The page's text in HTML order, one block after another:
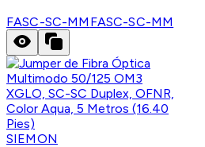
FASC-SC-MM FASC-SC-MM
SIEMON